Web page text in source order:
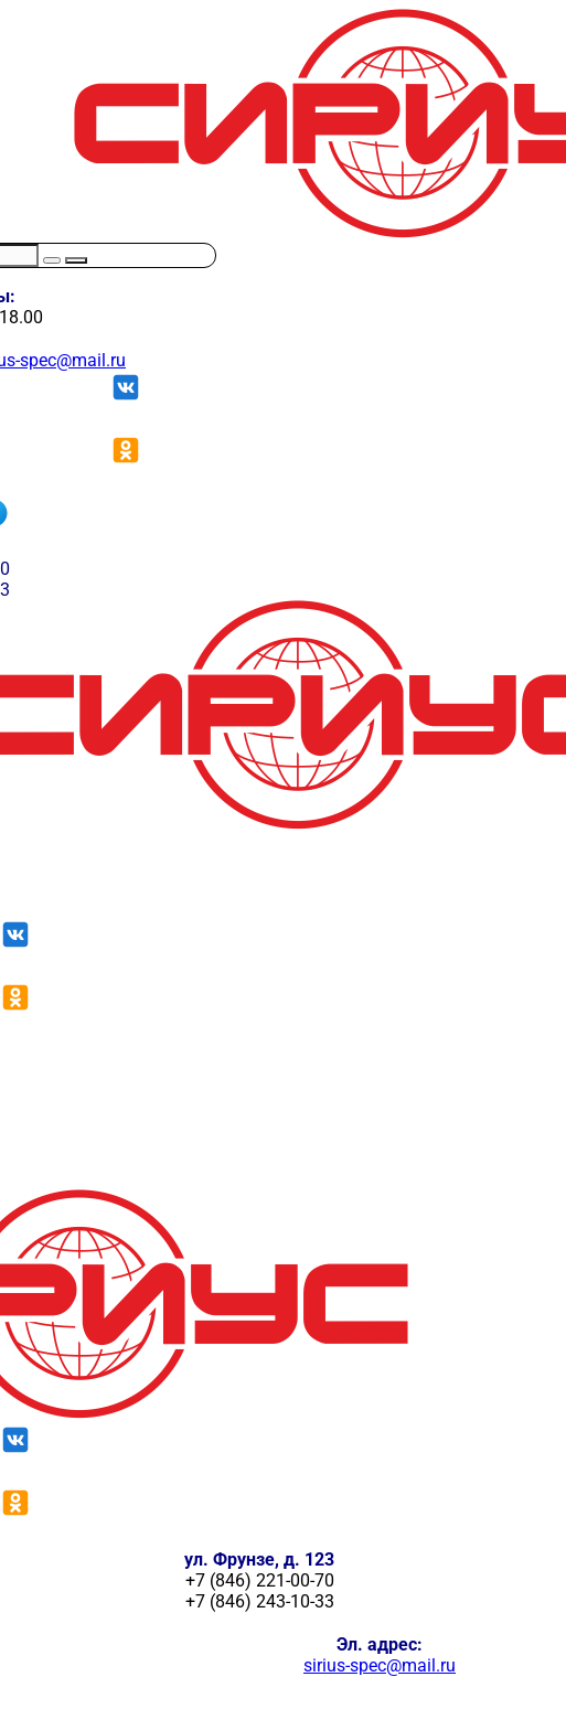
spec@mail.ru
ул. Фрунзе, д. 123
+7 (846) 221-00-70
+7 (846) 243-10-33
Эл. адрес:
sirius-spec@mail.ru